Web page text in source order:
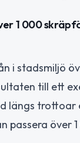
1 000
i stadsmiljö
till ett
längs trottoar
passera över